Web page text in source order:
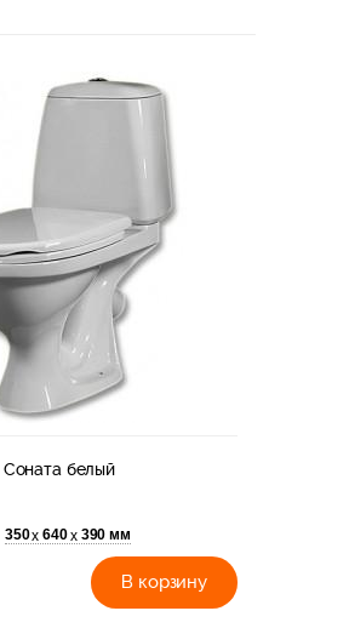
Соната белый
350х 640х 390 мм
В корзину